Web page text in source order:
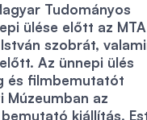
Tudományos
ülése előtt az MTA
szobrát,
Az ünnepi ülés
és filmbemutatót
Múzeumban az
kiállítás.